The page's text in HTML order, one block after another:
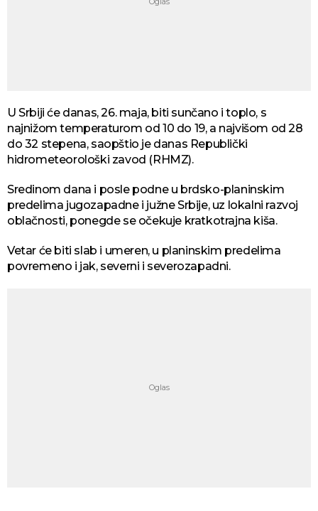
U Srbiji će danas, 26. maja, biti sunčano i toplo, s
najnižom temperaturom od 10 do 19, a najvišom od 28
do 32 stepena, saopštio je danas Republički
hidrometeorološki zavod (RHMZ).
Sredinom dana i posle podne u brdsko-planinskim
predelima jugozapadne i južne Srbije, uz lokalni razvoj
oblačnosti, ponegde se očekuje kratkotrajna kiša.
Vetar će biti slab i umeren, u planinskim predelima
povremeno i jak, severni i severozapadni.